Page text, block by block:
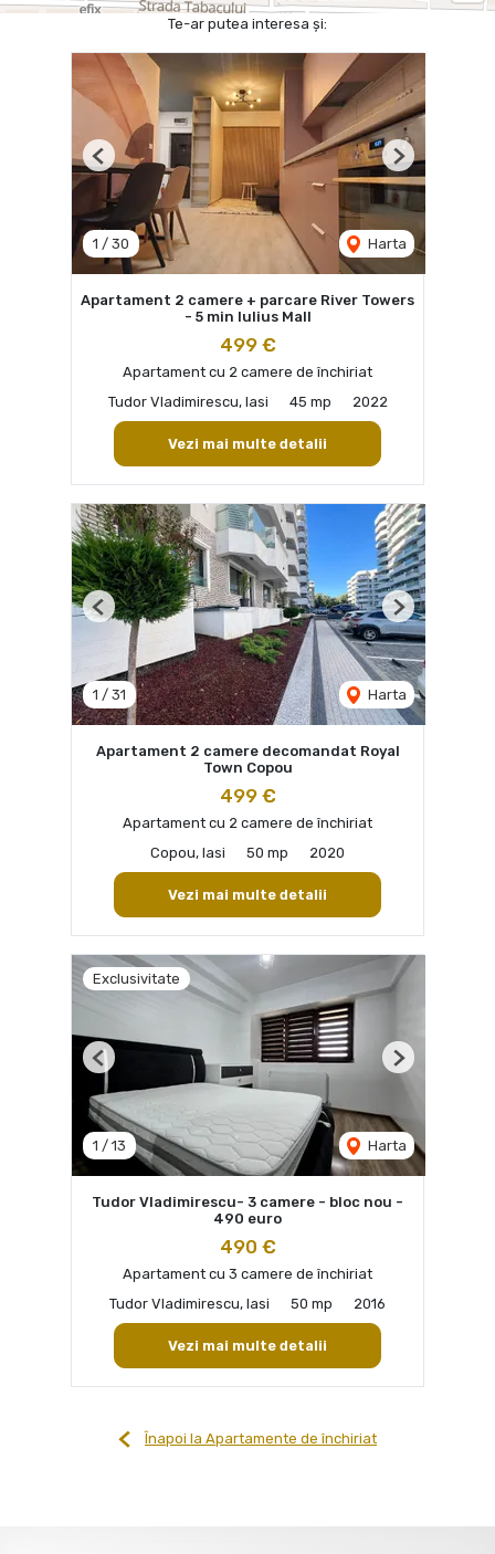
Te-ar putea interesa și:
1 / 30 Harta
Previous Next
Apartament 2 camere + parcare River Towers
- 5 min Iulius Mall
499 €
Apartament cu 2 camere de închiriat
Tudor Vladimirescu, Iasi
45 mp 2022
Vezi mai multe detalii
1 / 31 Harta
Previous Next
Apartament 2 camere decomandat Royal
Town Copou
499 €
Apartament cu 2 camere de închiriat
Copou, Iasi
50 mp 2020
Vezi mai multe detalii
Exclusivitate
1 / 13 Harta
Previous Next
Tudor Vladimirescu- 3 camere - bloc nou -
490 euro
490 €
Apartament cu 3 camere de închiriat
Tudor Vladimirescu, Iasi
50 mp 2016
Vezi mai multe detalii
Înapoi la Apartamente de închiriat